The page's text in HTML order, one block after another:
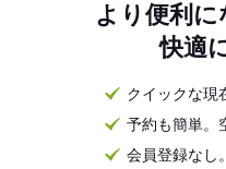
より便利
快適
クイックな現
予約も簡単。
会員登録なし